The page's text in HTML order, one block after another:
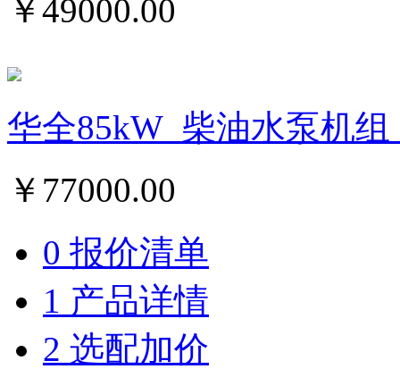
￥49000.00
华全85kW_柴油水泵机
￥ 77000.00
0 报价清单
1 产品详情
2 选配加价